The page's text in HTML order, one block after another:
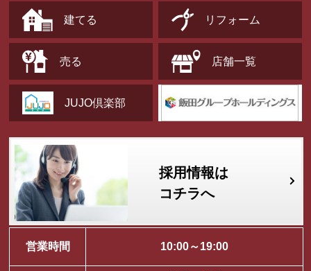
建てる リフォーム
売る 店舗一覧
JUJO倶楽部
採用情報は
コチラへ
営業時間 10:00～19:00